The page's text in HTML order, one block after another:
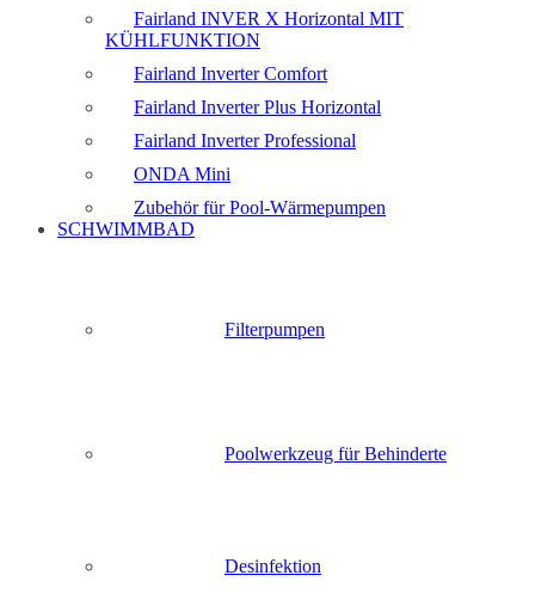
Fairland INVER X Horizontal MIT
KÜHLFUNKTION
Fairland Inverter Comfort
Fairland Inverter Plus Horizontal
Fairland Inverter Professional
ONDA Mini
Zubehör für Pool-Wärmepumpen
SCHWIMMBAD
Filterpumpen
Poolwerkzeug für Behinderte
Desinfektion